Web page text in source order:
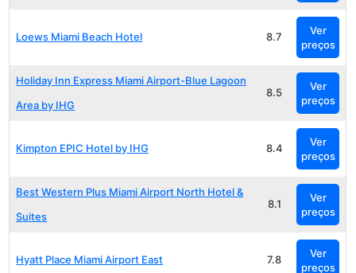
Loews Miami Beach Hotel 8.7
Ver
preços
Holiday Inn Express Miami Airport-Blue Lagoon
Area by IHG
8.5
Ver
preços
Kimpton EPIC Hotel by IHG 8.4
Ver
preços
Best Western Plus Miami Airport North Hotel &
Suites
8.1
Ver
preços
Hyatt Place Miami Airport East 7.8
Ver
preços